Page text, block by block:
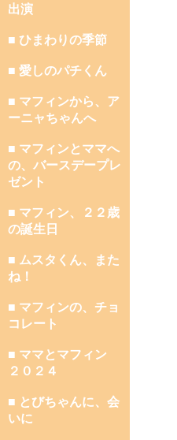
出演
■ ひまわりの季節
■ 愛しのパチくん
■ マフィンから、ア
ーニャちゃんへ
■ マフィンとママへ
の、バースデープレ
ゼント
■ マフィン、２２歳
の誕生日
■ ムスタくん、また
ね！
■ マフィンの、チョ
コレート
■ ママとマフィン
２０２４
■ とびちゃんに、会
いに